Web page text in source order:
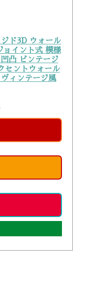
ド3D ウォール
ョイント式 模様
凸 ビンテージ
セントウォール
ィンテージ風